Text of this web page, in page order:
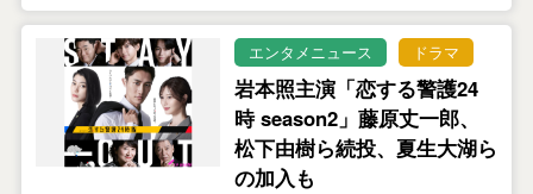
エンタメニュース ドラマ
岩本照主演「恋する警護24
時 season2」藤原丈一郎、
松下由樹ら続投、夏生大湖ら
の加入も